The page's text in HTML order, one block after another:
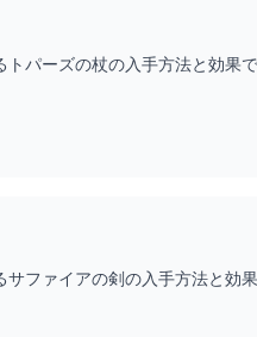
パーズの杖の入手方法と効果
ファイアの剣の入手方法と